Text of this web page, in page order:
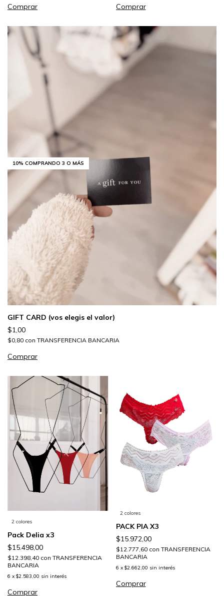
Comprar Comprar
10% COMPRANDO 3 O MÁS
GIFT CARD (vos elegis el valor)
$1,00
$0,80 con TRANSFERENCIA BANCARIA
2 colores
Pack Delia x3
$15.498,00
$12.398,40 con TRANSFERENCIA
BANCARIA
6 x $2.583,00 sin interés
Comprar
2 colores
PACK PIA X3
$15.972,00
$12.777,60 con TRANSFERENCIA
BANCARIA
6 x $2.662,00 sin interés
Comprar